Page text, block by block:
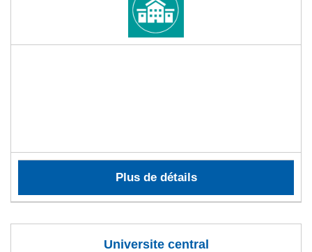
Plus de détails
Universite central